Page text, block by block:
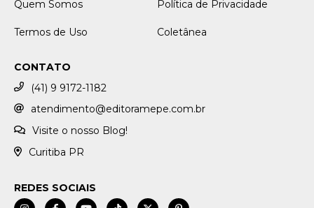
Quem Somos Política de Privacidade
Termos de Uso Coletânea
CONTATO
(41) 9 9172-1182
atendimento@editoramepe.com.br
Visite o nosso Blog!
Curitiba PR
REDES SOCIAIS